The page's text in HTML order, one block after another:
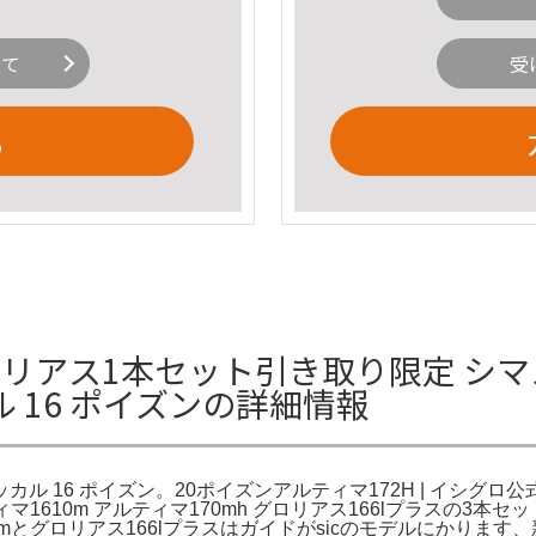
受
ス1本セット引き取り限定 シ
ポイズンの詳細情報
ル 16 ポイズン。20ポイズンアルティマ172H | イシグロ
1610m アルティマ170mh グロリアス166lプラスの3本セ
グロリアス166lプラスはガイドがsicのモデルにかります